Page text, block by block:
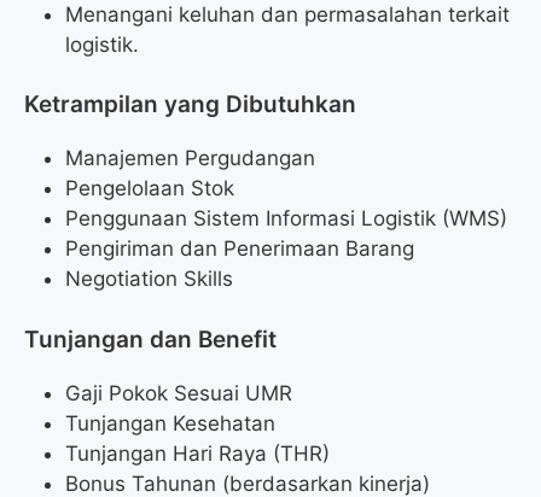
Menangani keluhan dan permasalahan terkait
logistik.
Ketrampilan yang Dibutuhkan
Manajemen Pergudangan
Pengelolaan Stok
Penggunaan Sistem Informasi Logistik (WMS)
Pengiriman dan Penerimaan Barang
Negotiation Skills
Tunjangan dan Benefit
Gaji Pokok Sesuai UMR
Tunjangan Kesehatan
Tunjangan Hari Raya (THR)
Bonus Tahunan (berdasarkan kinerja)